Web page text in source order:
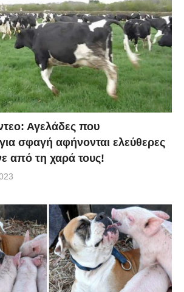
Αγελάδες που
σφαγή αφήνονται ελεύθερες
από τη χαρά τους!